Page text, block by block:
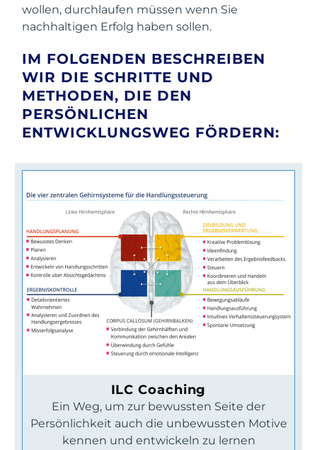
wollen, durchlaufen müssen wenn Sie
nachhaltigen Erfolg haben sollen.
IM FOLGENDEN BESCHREIBEN
WIR DIE SCHRITTE UND
METHODEN, DIE DEN
PERSÖNLICHEN
ENTWICKLUNGSWEG FÖRDERN:
ILC Coaching
Ein Weg, um zur bewussten Seite der
Persönlichkeit auch die unbewussten Motive
kennen und entwickeln zu lernen